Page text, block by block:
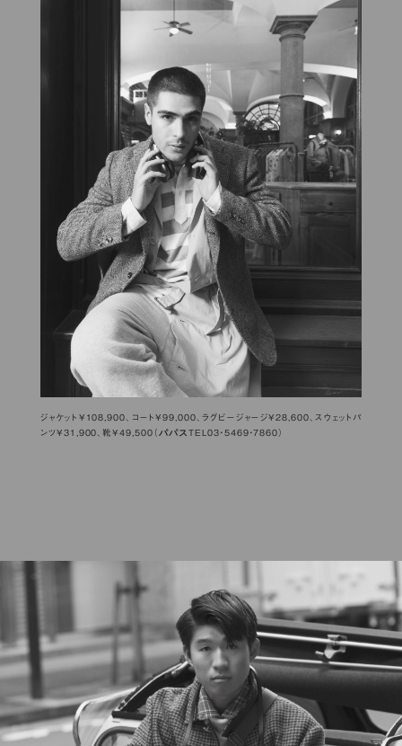
ジャケット¥108,900、コート¥99,000、ラグビージャージ¥28,600、スウェットパ
ンツ¥31,900、靴¥49,500（パパス TEL03・5469・7860）